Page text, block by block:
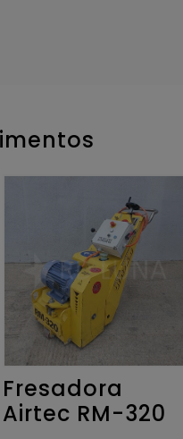
Fresadora
Airtec RM-320